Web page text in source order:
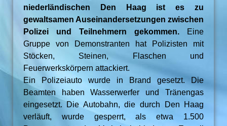
niederländischen Den Haag ist es zu
gewaltsamen Auseinandersetzungen zwischen
Polizei und Teilnehmern gekommen. Eine
Gruppe von Demonstranten hat Polizisten mit
Stöcken, Steinen, Flaschen und
Feuerwerkskörpern attackiert.
Ein Polizeiauto wurde in Brand gesetzt. Die
Beamten haben Wasserwerfer und Tränengas
eingesetzt. Die Autobahn, die durch Den Haag
verläuft, wurde gesperrt, als etwa 1.500